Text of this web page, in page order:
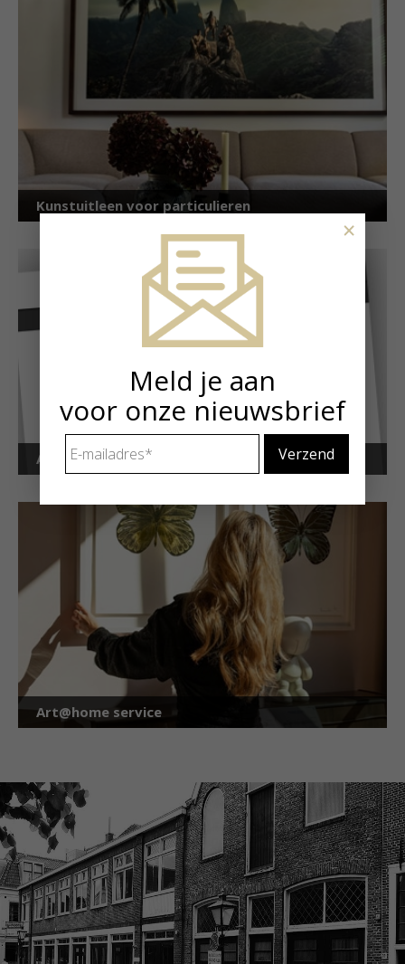
Kunstuitleen voor particulieren
Art Alert!
Art@home service
Meld je aan
voor onze nieuwsbrief
mailadres *
×